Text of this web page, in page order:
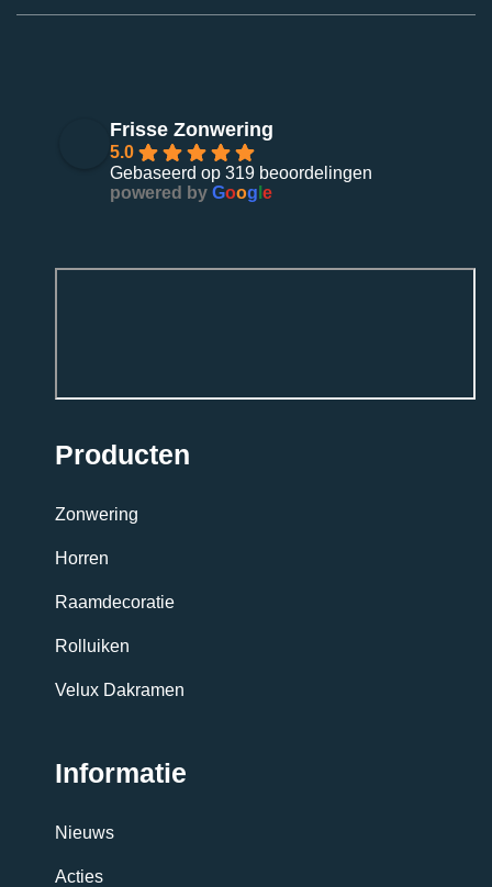
Frisse Zonwering
5.0
Gebaseerd op 319 beoordelingen
powered by Goog e
Producten
Zonwering
Horren
Raamdecoratie
Rolluiken
Velux Dakramen
Informatie
Nieuws
Acties